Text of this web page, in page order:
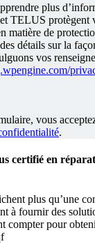
plus
TELUS protègent
matière de
détails sur la
vos
vous
.
certifié en
plus qu’une
à fournir des
compter pour